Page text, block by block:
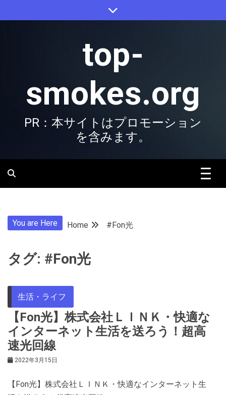
to
top-
smokes.org
PR：本サイトはプロモーション
を含みます。
You are Here Home #Fon光
タグ: #Fon光
生活・ライフ
【Fon光】株式会社ＬＩＮＫ・快適な
インターネット生活を送ろう！超高
速光回線
2022年3月15日
【Fon光】株式会社ＬＩＮＫ・快適なインターネット生